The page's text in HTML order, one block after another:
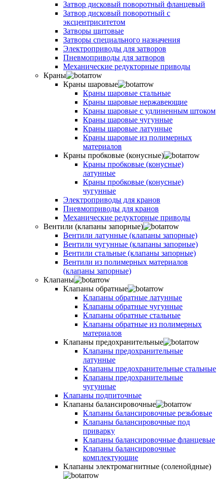
Затвор дисковый поворотный фланцевый
Затвор дисковый поворотный с
эксцентриситетом
Затворы щитовые
Затворы специального назначения
Электроприводы для затворов
Пневмоприводы для затворов
Механические редукторные приводы
Краны
Краны шаровые
Краны шаровые стальные
Краны шаровые нержавеющие
Краны шаровые с удлиненным штоком
Краны шаровые чугунные
Краны шаровые латунные
Краны шаровые из полимерных
материалов
Краны пробковые (конусные)
Краны пробковые (конусные)
латунные
Краны пробковые (конусные)
чугунные
Электроприводы для кранов
Пневмоприводы для кранов
Механические редукторные приводы
Вентили (клапаны запорные)
Вентили латунные (клапаны запорные)
Вентили чугунные (клапаны запорные)
Вентили стальные (клапаны запорные)
Вентили из полимерных материалов
(клапаны запорные)
Клапаны
Клапаны обратные
Клапаны обратные латунные
Клапаны обратные чугунные
Клапаны обратные стальные
Клапаны обратные из полимерных
материалов
Клапаны предохранительные
Клапаны предохранительные
латунные
Клапаны предохранительные стальные
Клапаны предохранительные
чугунные
Клапаны подпиточные
Клапаны балансировочные
Клапаны балансировочные резьбовые
Клапаны балансировочные под
приварку
Клапаны балансировочные фланцевые
Клапаны балансировочные
комплектующие
Клапаны электромагнитные (соленойдные)